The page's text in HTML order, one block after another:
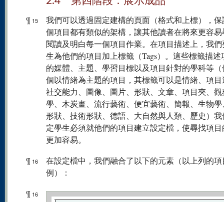
¶ 15
我們可以透過固定建構的頁面（格式和上標），
個項目都有類似的架構，讓其他讀者在將來更容
閱讀及明白每一個項目作業。在項目描述上，我
生為他們的項目加上標籤（Tags）。這些標籤描述
的媒體、主題、學習目標以及項目針對的學科等
個以情緒為主題的項目，其標籤可以是情緒、項
社交能力、圖像、圖片、形狀、文章、項目夾、
學、木炭畫、流行藝術、便宜藝術、簡報、生物
形狀、技術形狀、德語、大自然與人類、歷史）
定學生必須就他們的項目建立設定檔，使尋找項
更加容易。
¶ 16
在設定檔中，我們融合了以下的元素（以上列的項
例）：
¶ 16